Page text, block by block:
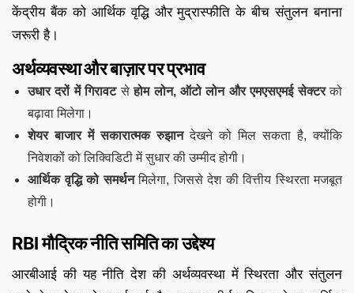
केंद्रीय बैंक को आर्थिक वृद्धि और मुद्रास्फीति के बीच संतुलन बनाना
जरूरी है।
अर्थव्यवस्था और बाज़ार पर प्रभाव
उधार दरों में गिरावटसेहोम लोन, ऑटो लोन और एमएसएमई सेक्टरको
बढ़ावा मिलेगा।
शेयर बाजार में सकारात्मक रुझानदेखने को मिल सकता है, क्योंकि
निवेशकों को लिक्विडिटी में सुधार की उम्मीद होगी।
आर्थिक वृद्धि को समर्थनमिलेगा, जिससे देश की वित्तीय स्थिरता मजबूत
होगी।
RBI मौद्रिक नीति समिति का उद्देश्य
आरबीआई की यह नीति देश की अर्थव्यवस्था में स्थिरता और संतुलन